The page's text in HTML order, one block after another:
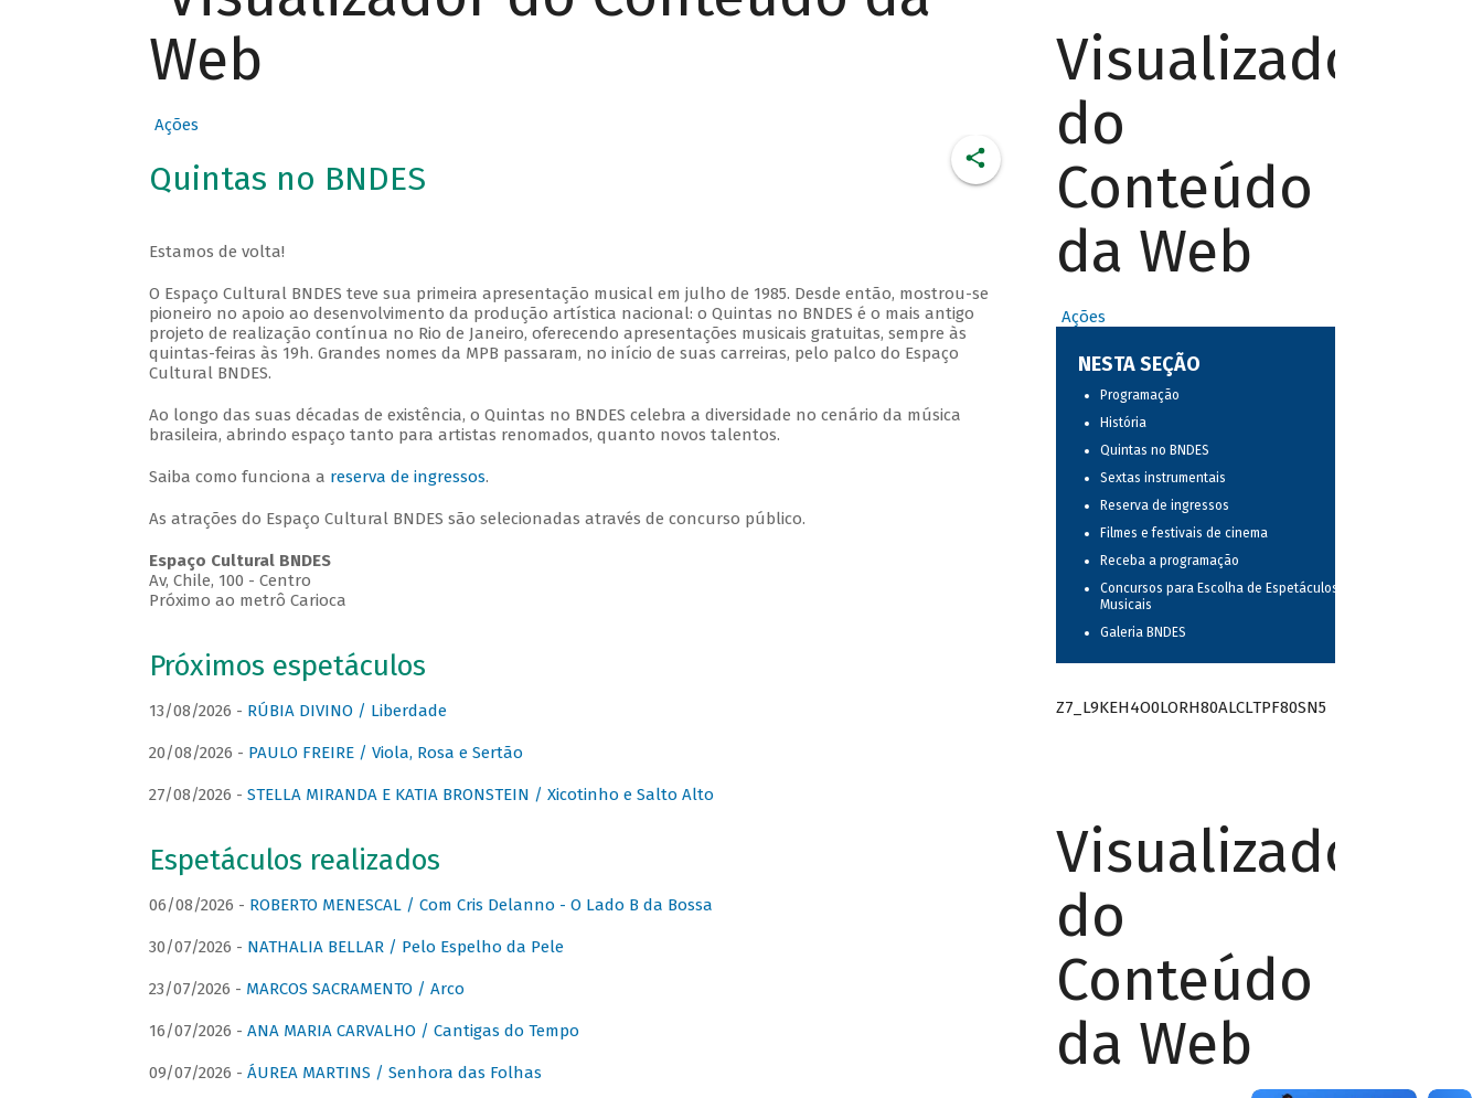
Web
Ações
Quintas no BNDES
Estamos de volta!
O Espaço Cultural BNDES teve sua primeira apresentação musical em julho de 1985. Desde então, mostrou-se
pioneiro no apoio ao desenvolvimento da produção artística nacional: o Quintas no BNDES é o mais antigo
projeto de realização contínua no Rio de Janeiro, oferecendo apresentações musicais gratuitas, sempre às
quintas-feiras às 19h. Grandes nomes da MPB passaram, no início de suas carreiras, pelo palco do Espaço
Cultural BNDES.
Ao longo das suas décadas de existência, o Quintas no BNDES celebra a diversidade no cenário da música
brasileira, abrindo espaço tanto para artistas renomados, quanto novos talentos.
Saiba como funciona a reserva de ingressos.
As atrações do Espaço Cultural BNDES são selecionadas através de concurso público.
Espaço Cultural BNDES
Av, Chile, 100 - Centro
Próximo ao metrô Carioca
Próximos espetáculos
13/08/2026 - RÚBIA DIVINO / Liberdade
20/08/2026 - PAULO FREIRE / Viola, Rosa e Sertão
27/08/2026 - STELLA MIRANDA E KATIA BRONSTEIN / Xicotinho e Salto Alto
Espetáculos realizados
06/08/2026 - ROBERTO MENESCAL / Com Cris Delanno - O Lado B da Bossa
30/07/2026 - NATHALIA BELLAR / Pelo Espelho da Pele
23/07/2026 - MARCOS SACRAMENTO / Arco
16/07/2026 - ANA MARIA CARVALHO / Cantigas do Tempo
09/07/2026 - ÁUREA MARTINS / Senhora das Folhas
Visualizador
do
Conteúdo
da Web
Ações
NESTA SEÇÃO
Programação
História
Quintas no BNDES
Sextas instrumentais
Reserva de ingressos
Filmes e festivais de cinema
Receba a programação
Concursos para Escolha de Espetáculos
Musicais
Galeria BNDES
Z7_L9KEH4O0LORH80ALCLTPF80SN5
Visualizador
do
Conteúdo
da Web